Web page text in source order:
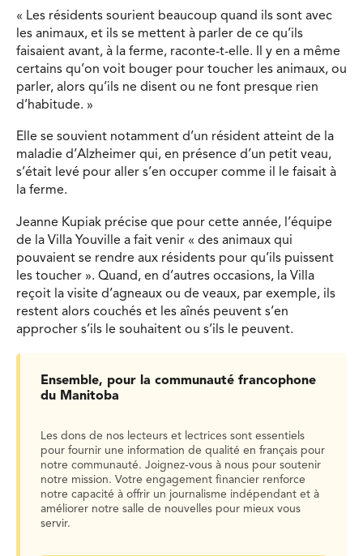
« Les résidents sourient beaucoup quand ils sont avec
les animaux, et ils se mettent à parler de ce qu’ils
faisaient avant, à la ferme, raconte-t-elle. Il y en a même
certains qu’on voit bouger pour toucher les animaux, ou
parler, alors qu’ils ne disent ou ne font presque rien
d’habitude. »
Elle se souvient notamment d’un résident atteint de la
maladie d’Alzheimer qui, en présence d’un petit veau,
s’était levé pour aller s’en occuper comme il le faisait à
la ferme.
Jeanne Kupiak précise que pour cette année, l’équipe
de la Villa Youville a fait venir « des animaux qui
pouvaient se rendre aux résidents pour qu’ils puissent
les toucher ». Quand, en d’autres occasions, la Villa
reçoit la visite d’agneaux ou de veaux, par exemple, ils
restent alors couchés et les aînés peuvent s’en
approcher s’ils le souhaitent ou s’ils le peuvent.
Ensemble, pour la communauté francophone
du Manitoba
Les dons de nos lecteurs et lectrices sont essentiels
pour fournir une information de qualité en français pour
notre communauté. Joignez-vous à nous pour soutenir
notre mission. Votre engagement financier renforce
notre capacité à offrir un journalisme indépendant et à
améliorer notre salle de nouvelles pour mieux vous
servir.